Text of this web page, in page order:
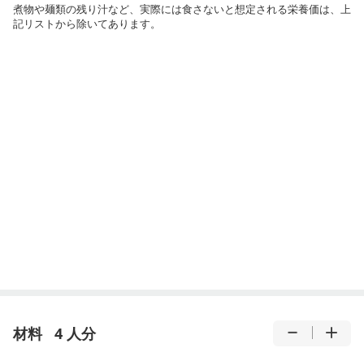
煮物や麺類の残り汁など、実際には食さないと想定される栄養価は、上
記リストから除いてあります。
材料 4 人分